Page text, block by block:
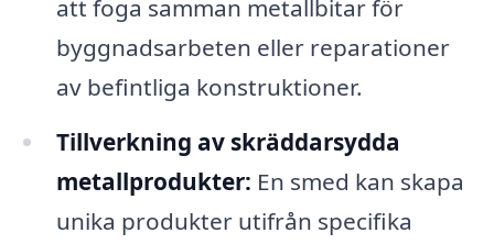
att foga samman metallbitar för
byggnadsarbeten eller reparationer
av befintliga konstruktioner.
Tillverkning av skräddarsydda
metallprodukter: En smed kan skapa
unika produkter utifrån specifika